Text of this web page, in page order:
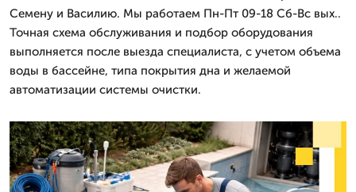
Семену и Василию. Мы работаем Пн-Пт 09-18 Сб-Вс вых..
Точная схема обслуживания и подбор оборудования
выполняется после выезда специалиста, с учетом объема
воды в бассейне, типа покрытия дна и желаемой
автоматизации системы очистки.